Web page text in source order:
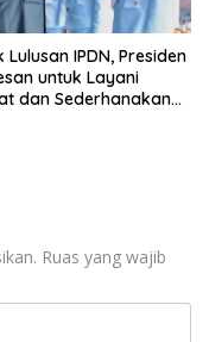
Lulusan IPDN, Presiden
untuk Layani
dan Sederhanakan
Ruas yang wajib